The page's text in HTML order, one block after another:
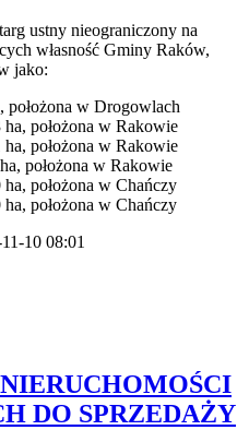
ustny nieograniczony na
własność Gminy Raków,
jako:
położona w Drogowlach
położona w Rakowie
położona w Rakowie
położona w Rakowie
położona w Chańczy
położona w Chańczy
10 08:01
DO SPRZEDAŻY